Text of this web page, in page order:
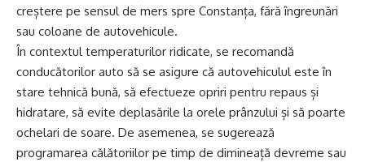
creștere pe sensul de mers spre Constanța, fără îngreunări
sau coloane de autovehicule.
În contextul temperaturilor ridicate, se recomandă
conducătorilor auto să se asigure că autovehiculul este în
stare tehnică bună, să efectueze opriri pentru repaus și
hidratare, să evite deplasările la orele prânzului și să poarte
ochelari de soare. De asemenea, se sugerează
programarea călătoriilor pe timp de dimineață devreme sau